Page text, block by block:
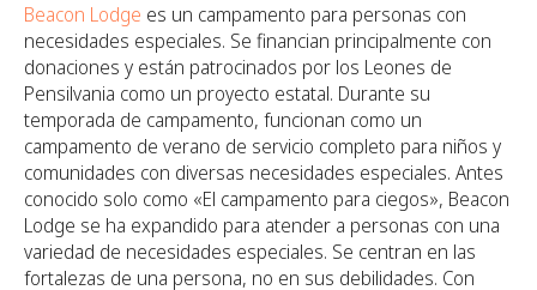
Beacon Lodge es un campamento para personas con
necesidades especiales. Se financian principalmente con
donaciones y están patrocinados por los Leones de
Pensilvania como un proyecto estatal. Durante su
temporada de campamento, funcionan como un
campamento de verano de servicio completo para niños y
comunidades con diversas necesidades especiales. Antes
conocido solo como «El campamento para ciegos», Beacon
Lodge se ha expandido para atender a personas con una
variedad de necesidades especiales. Se centran en las
fortalezas de una persona, no en sus debilidades. Con